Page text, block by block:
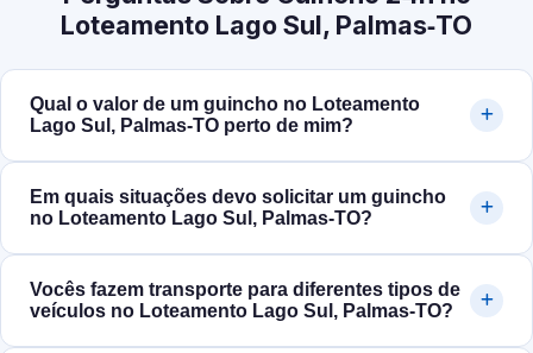
Loteamento Lago Sul, Palmas‑TO
Qual o valor de um guincho no Loteamento
Lago Sul, Palmas‑TO perto de mim?
Em quais situações devo solicitar um guincho
no Loteamento Lago Sul, Palmas‑TO?
Vocês fazem transporte para diferentes tipos de
veículos no Loteamento Lago Sul, Palmas‑TO?